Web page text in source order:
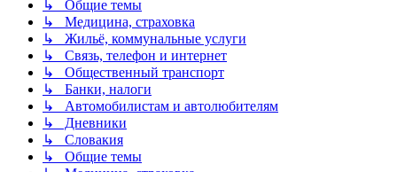
↳ Общие темы
↳ Медицина, страховка
↳ Жильё, коммунальные услуги
↳ Связь, телефон и интернет
↳ Общественный транспорт
↳ Банки, налоги
↳ Автомобилистам и автолюбителям
↳ Дневники
↳ Словакия
↳ Общие темы